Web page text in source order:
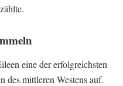
eine der erfolgreichsten
des mittleren Westens auf.